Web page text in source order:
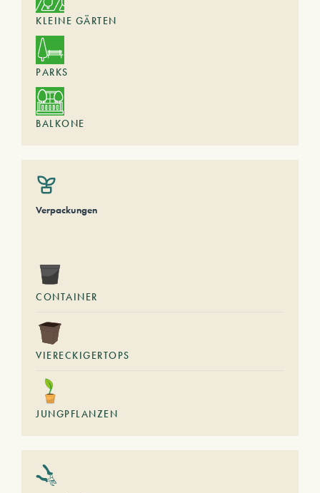
KLEINE GÄRTEN
PARKS
BALKONE
Verpackungen
CONTAINER
VIERECKIGERTOPS
JUNGPFLANZEN